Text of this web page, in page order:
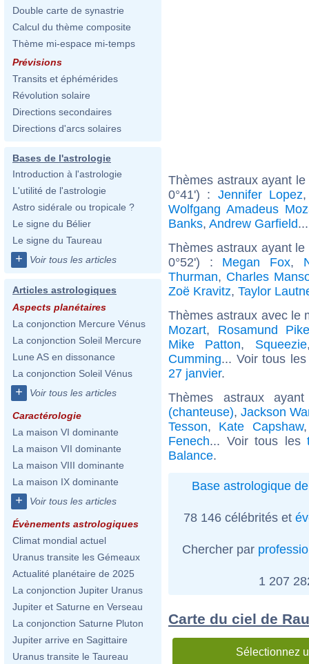
Double carte de synastrie
Calcul du thème composite
Thème mi-espace mi-temps
Prévisions
Transits et éphémérides
Révolution solaire
Directions secondaires
Directions d'arcs solaires
Bases de l'astrologie
Introduction à l'astrologie
L'utilité de l'astrologie
Astro sidérale ou tropicale ?
Le signe du Bélier
Le signe du Taureau
+ Voir tous les articles
Articles astrologiques
Aspects planétaires
La conjonction Mercure Vénus
La conjonction Soleil Mercure
Lune AS en dissonance
La conjonction Soleil Vénus
+ Voir tous les articles
Caractérologie
La maison VI dominante
La maison VII dominante
La maison VIII dominante
La maison IX dominante
+ Voir tous les articles
Évènements astrologiques
Climat mondial actuel
Uranus transite les Gémeaux
Actualité planétaire de 2025
La conjonction Jupiter Uranus
Jupiter et Saturne en Verseau
La conjonction Saturne Pluton
Jupiter arrive en Sagittaire
Uranus transite le Taureau
Thèmes astraux ayant
0°41') : Jennifer Lopez
Wolfgang Amadeus
Banks, Andrew Garfield
Thèmes astraux ayant
0°52') : Megan Fox,
Thurman, Charles
Zoë Kravitz, Taylor
Thèmes astraux avec le
Mozart, Rosamund Pike
Mike Patton, Squeezie
Cumming... Voir tous
27 janvier.
Thèmes astraux
(chanteuse),Jackson
Tesson, Kate Capshaw
Fenech... Voir tous les
Balance.
Base astrologique
78 146 célébrités et
Chercher par
1 207
Carte du ciel de
Sélectionnez